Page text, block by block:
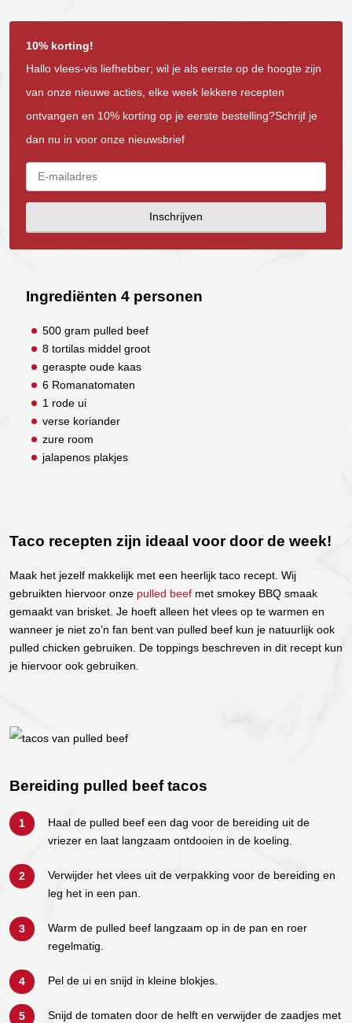
10% korting!
Hallo vlees-vis liefhebber; wil je als eerste op de hoogte zijn
van onze nieuwe acties, elke week lekkere recepten
ontvangen en 10% korting op je eerste bestelling?Schrijf je
dan nu in voor onze nieuwsbrief
Inschrijven
Ingrediënten 4 personen
500 gram pulled beef
8 tortilas middel groot
geraspte oude kaas
6 Romanatomaten
1 rode ui
verse koriander
zure room
jalapenos plakjes
Taco recepten zijn ideaal voor door de week!
Maak het jezelf makkelijk met een heerlijk taco recept. Wij
gebruikten hiervoor onze pulled beef met smokey BBQ smaak
gemaakt van brisket. Je hoeft alleen het vlees op te warmen en
wanneer je niet zo’n fan bent van pulled beef kun je natuurlijk ook
pulled chicken gebruiken. De toppings beschreven in dit recept kun
je hiervoor ook gebruiken.
Bereiding pulled beef tacos
Haal de pulled beef een dag voor de bereiding uit de
vriezer en laat langzaam ontdooien in de koeling.
Verwijder het vlees uit de verpakking voor de bereiding en
leg het in een pan.
Warm de pulled beef langzaam op in de pan en roer
regelmatig.
Pel de ui en snijd in kleine blokjes.
Snijd de tomaten door de helft en verwijder de zaadjes met